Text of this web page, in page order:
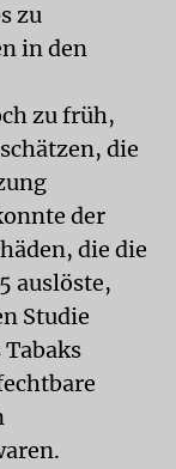
zu
in den
zu früh,
die
der
die die
auslöste,
Studie